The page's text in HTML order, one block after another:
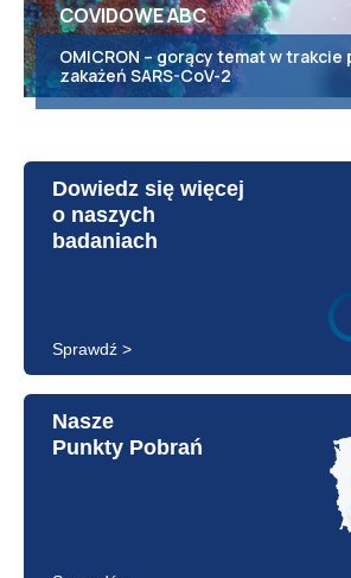
COVIDOWE ABC
OMICRON – gorący temat w trakcie
zakażeń SARS-CoV-2
Dowiedz się więcej
o naszych
badaniach
Sprawdź >
Nasze
Punkty Pobrań